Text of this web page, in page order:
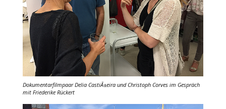
Dokumentarfilmpaar Delia CastiÃ±eira und Christoph Corves im Gespräch
mit Friederike Rückert